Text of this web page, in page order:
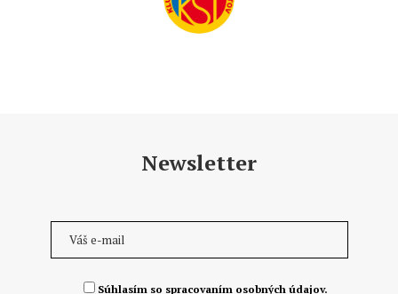
Newsletter
Súhlasím so spracovaním osobných údajov.